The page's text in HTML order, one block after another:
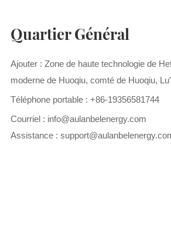
Quartier Général
Ajouter : Zone de haute technologie de
moderne de Huoqiu, comté de Huoqiu,
Téléphone portable : +86-19356581744
Courriel : info@aulanbelenergy.com
Assistance :